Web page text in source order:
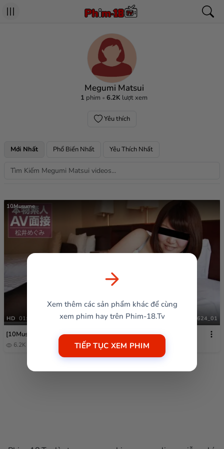
Megumi Matsui
1 phim 6.2K lượt xem
Yêu thích
Mới Nhất Phổ Biến Nhất Yêu Thích Nhất
10Musume
HD 01:00:16 020624_01
[10Musume] 020624_01
6.2K
Xem thêm các sản phẩm khác để cùng
xem phim hay trên Phim-18.Tv
TIẾP TỤC XEM PHIM